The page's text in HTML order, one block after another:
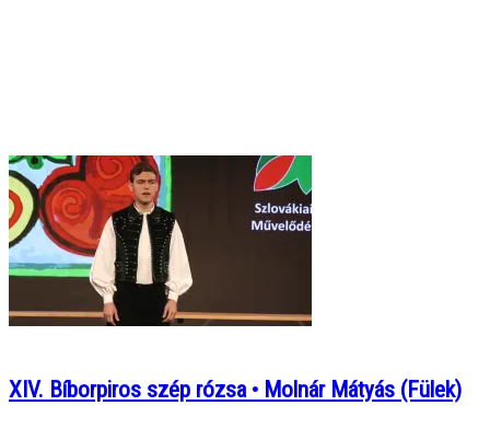
XIV. Bíborpiros szép rózsa • Molnár Mátyás (Fülek)